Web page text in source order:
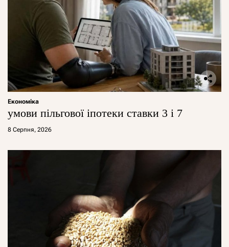
Економіка
умови пільгової іпотеки ставки 3 і 7
8 Серпня, 2026